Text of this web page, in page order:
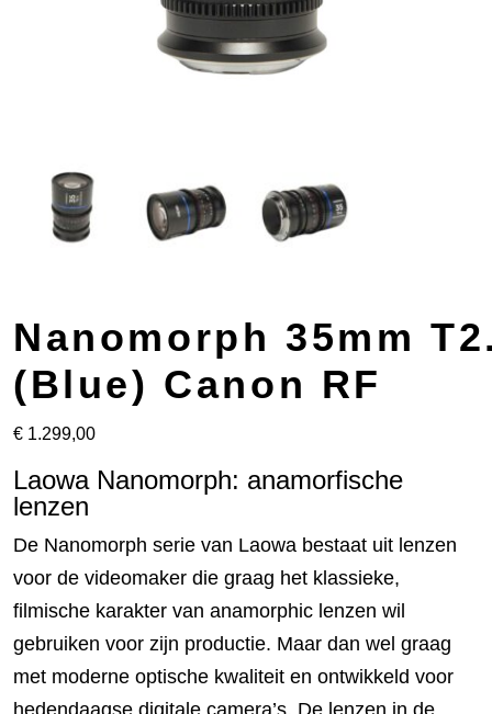
Nanomorph 35mm
(Blue) Canon RF
€ 1.299,00
Laowa Nanomorph: anamorfische
lenzen
De Nanomorph serie van Laowa bestaat uit lenzen
voor de videomaker die graag het klassieke,
filmische karakter van anamorphic lenzen wil
gebruiken voor zijn productie. Maar dan wel graag
met moderne optische kwaliteit en ontwikkeld voor
hedendaagse digitale camera’s. De lenzen in de